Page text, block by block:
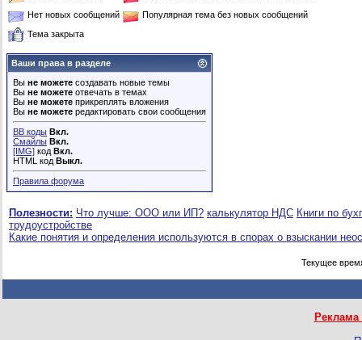
Нет новых сообщений
Популярная тема без новых сообщений
Тема закрыта
Ваши права в разделе
Вы не можете создавать новые темы
Вы не можете отвечать в темах
Вы не можете прикреплять вложения
Вы не можете редактировать свои сообщения
BB коды Вкл.
Смайлы Вкл.
[IMG] код Вкл.
HTML код Выкл.
Правила форума
Полезности: Что лучше: ООО или ИП? калькулятор НДС Книги по
трудоустройстве
Какие понятия и определения используются в спорах о взыскании
Текущее